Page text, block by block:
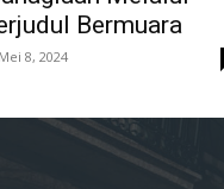
Bermuara
Mei 8, 2024